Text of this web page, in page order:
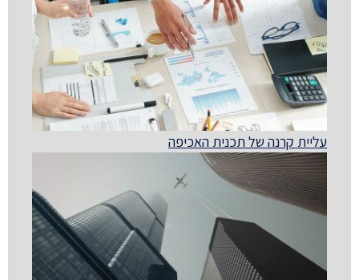
עליית קרנה של תכנית האכיפה